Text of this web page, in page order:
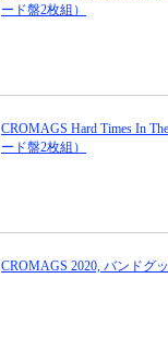
ード盤2枚組）
CROMAGS Hard Times In
ード盤2枚組）
CROMAGS 2020, バンドグ